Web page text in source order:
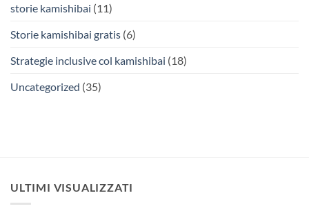
storie kamishibai (11)
Storie kamishibai gratis (6)
Strategie inclusive col kamishibai (18)
Uncategorized (35)
ULTIMI VISUALIZZATI